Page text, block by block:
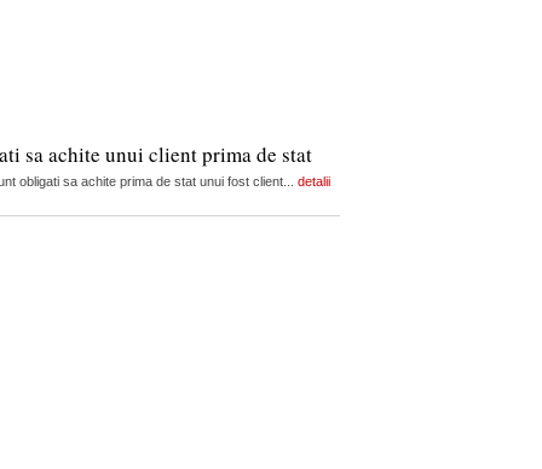
sa achite unui client prima de stat
obligati sa achite prima de stat unui fost client... detalii